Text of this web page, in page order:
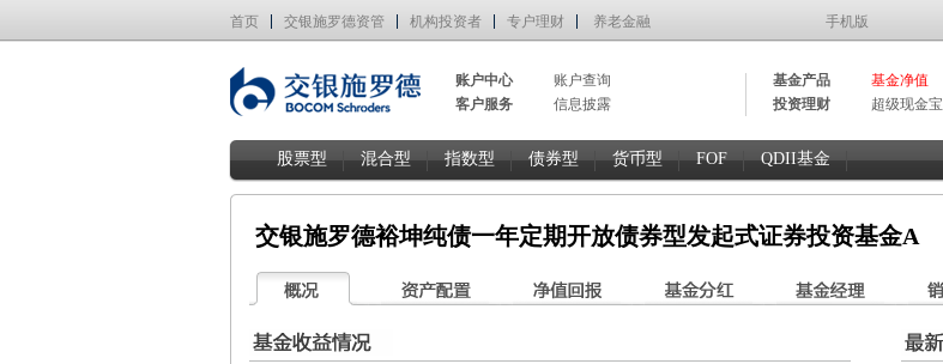
首页 交银施罗德资管 机构投资者 专户理财 养老金融 手机版
账户中心
账户查询
客户服务
信息披露
基金产品
基金净值
投资理财
超级现金宝
股票型 混合型 指数型 债券型 货币型 FOF QDII基金
交银施罗德裕坤纯债一年定期开放债券型发起式证券投资基金A